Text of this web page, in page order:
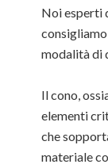
Noi esperti
modalità di
Il cono,
elementi
che
materiale